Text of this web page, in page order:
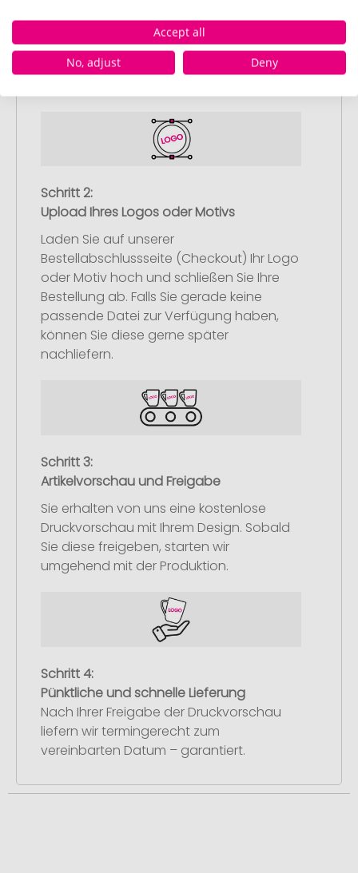
Werbeartikel aus und passen Sie diese
nach Ihren Vorstellungen an.
Anschließend legen Sie die konfigurierten
Schritt 2:
Upload Ihres Logos oder Motivs
Laden Sie auf unserer
Bestellabschlussseite (Checkout) Ihr Logo
oder Motiv hoch und schließen Sie Ihre
Bestellung ab. Falls Sie gerade keine
passende Datei zur Verfügung haben,
können Sie diese gerne später
nachliefern.
Schritt 3:
Artikelvorschau und Freigabe
Sie erhalten von uns eine kostenlose
Druckvorschau mit Ihrem Design. Sobald
Sie diese freigeben, starten wir
umgehend mit der Produktion.
Schritt 4:
Pünktliche und schnelle Lieferung
Nach Ihrer Freigabe der Druckvorschau
liefern wir termingerecht zum
vereinbarten Datum – garantiert.
Accept all
No, adjust
Deny